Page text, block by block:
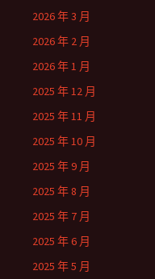
2026 年 3 月
2026 年 2 月
2026 年 1 月
2025 年 12 月
2025 年 11 月
2025 年 10 月
2025 年 9 月
2025 年 8 月
2025 年 7 月
2025 年 6 月
2025 年 5 月